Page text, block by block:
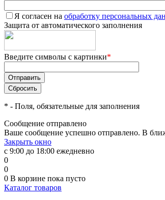
Я согласен на обработку персональных
Защита от автоматического заполнения
Введите символы с картинки*
* - Поля, обязательные для заполнения
Сообщение отправлено
Ваше сообщение успешно отправлено. В
Закрыть окно
с 9:00 до 18:00 ежедневно
0
0
0 В корзине пока пусто
Каталог товаров